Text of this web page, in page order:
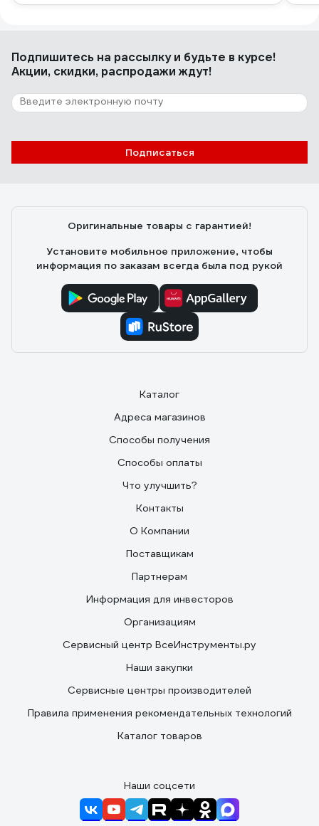
Подпишитесь на рассылкуи будьте в курсе!
Акции, скидки, распродажи ждут!
Подписаться
Оригинальные товары с гарантией!
Установите мобильное приложение, чтобы
информация по заказам всегда была под рукой
Каталог
Адреса магазинов
Способы получения
Способы оплаты
Что улучшить?
Контакты
О Компании
Поставщикам
Партнерам
Информация для инвесторов
Организациям
Сервисный центр ВсеИнструменты.ру
Наши закупки
Сервисные центры производителей
Правила применения рекомендательных технологий
Каталог товаров
Наши соцсети